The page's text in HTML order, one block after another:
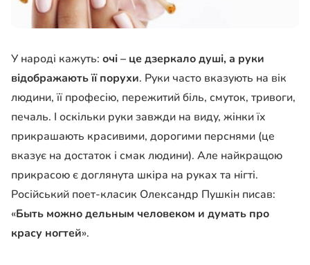
У народі кажуть: очі – це дзеркало душі, а руки
відображають її порухи. Руки часто вказують на вік
людини, її професію, пережитий біль, смуток, тривоги,
печаль. І оскільки руки завжди на виду, жінки їх
прикрашають красивими, дорогими перснями (це
вказує на достаток і смак людини). Але найкращою
прикрасою є доглянута шкіра на руках та нігті.
Російський поет-класик Олександр Пушкін писав:
«Быть можно дельным человеком и думать про
красу ногтей».